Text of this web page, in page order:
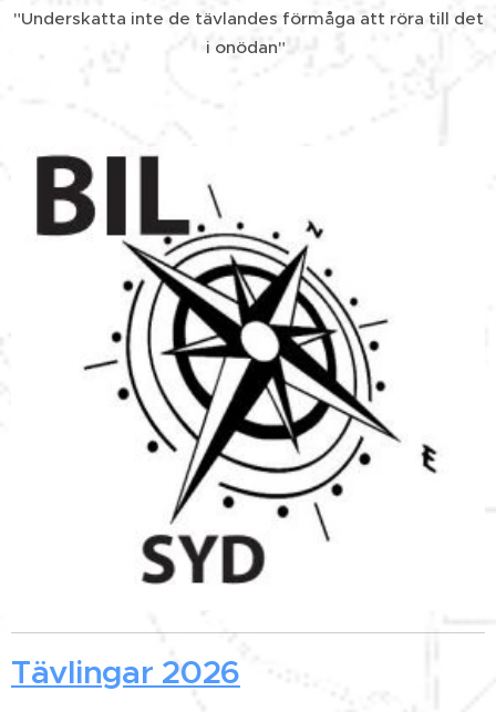
"Underskatta inte de tävlandes förmåga att röra till det
i onödan"
Tävlingar 2026